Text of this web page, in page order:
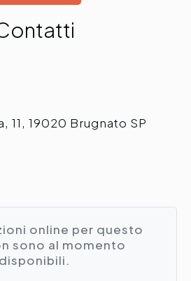
11, 19020 Brugnato SP
online per questo
sono al momento
disponibili.